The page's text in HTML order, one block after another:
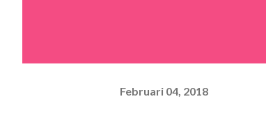
Februari 04, 2018